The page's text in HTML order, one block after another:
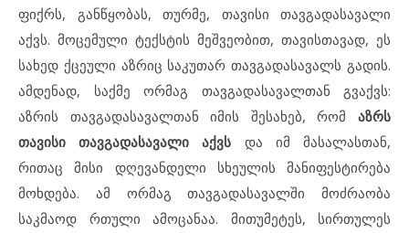
ფიქრს, განწყობას, თურმე, თავისი თავგადასავალი
აქვს. მოცემული ტექსტის მეშვეობით, თავისთავად, ეს
სახედ ქცეული აზრიც საკუთარ თავგადასავალს გადის.
ამდენად, საქმე ორმაგ თავგადასავალთან გვაქვს:
აზრის თავგადასავალთან იმის შესახებ, რომ აზრს
თავისი თავგადასავალი აქვს და იმ მასალასთან,
რითაც მისი დღევანდელი სხეულის მანიფესტირება
მოხდება. ამ ორმაგ თავგადასავალში მოძრაობა
საკმაოდ რთული ამოცანაა. მითუმეტეს, სირთულეს